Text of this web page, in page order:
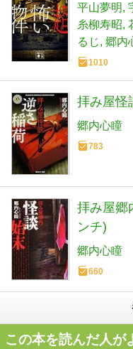
平山夢明
糸柳寿昭
るじ 郷内
1010
拝み屋怪
郷内心瞳
783
拝み屋郷
ンチ)
郷内心瞳
660
この本を読んだ人が